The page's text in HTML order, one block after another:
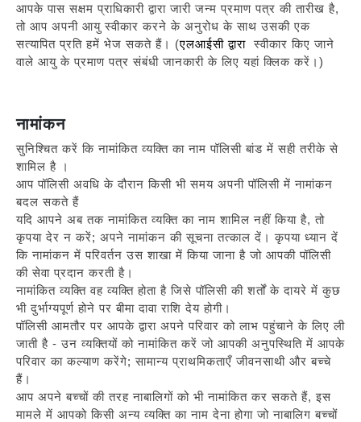
आपके पास सक्षम प्राधिकारी द्वारा जारी जन्म प्रमाण पत्र की तारीख है,
तो आप अपनी आयु स्वीकार करने के अनुरोध के साथ उसकी एक
सत्यापित प्रति हमें भेज सकते हैं। (एलआईसी द्वारा स्वीकार किए जाने
वाले आयु के प्रमाण पत्र संबंधी जानकारी के लिए यहां क्लिक करें।)
नामांकन
सुनिश्चित करें कि नामांकित व्यक्ति का नाम पॉलिसी बांड में सही तरीके से
शामिल है ।
आप पॉलिसी अवधि के दौरान किसी भी समय अपनी पॉलिसी में नामांकन
बदल सकते हैं
यदि आपने अब तक नामांकित व्यक्ति का नाम शामिल नहीं किया है, तो
कृपया देर न करें; अपने नामांकन की सूचना तत्काल दें। कृपया ध्यान दें
कि नामांकन में परिवर्तन उस शाखा में किया जाना है जो आपकी पॉलिसी
की सेवा प्रदान करती है।
नामांकित व्यक्ति वह व्यक्ति होता है जिसे पॉलिसी की शर्तों के दायरे में कुछ
भी दुर्भाग्यपूर्ण होने पर बीमा दावा राशि देय होगी।
पॉलिसी आमतौर पर आपके द्वारा अपने परिवार को लाभ पहुंचाने के लिए ली
जाती है - उन व्यक्तियों को नामांकित करें जो आपकी अनुपस्थिति में आपके
परिवार का कल्याण करेंगे; सामान्य प्राथमिकताएँ जीवनसाथी और बच्चे
हैं।
आप अपने बच्चों की तरह नाबालिगों को भी नामांकित कर सकते हैं, इस
मामले में आपको किसी अन्य व्यक्ति का नाम देना होगा जो नाबालिग बच्चों